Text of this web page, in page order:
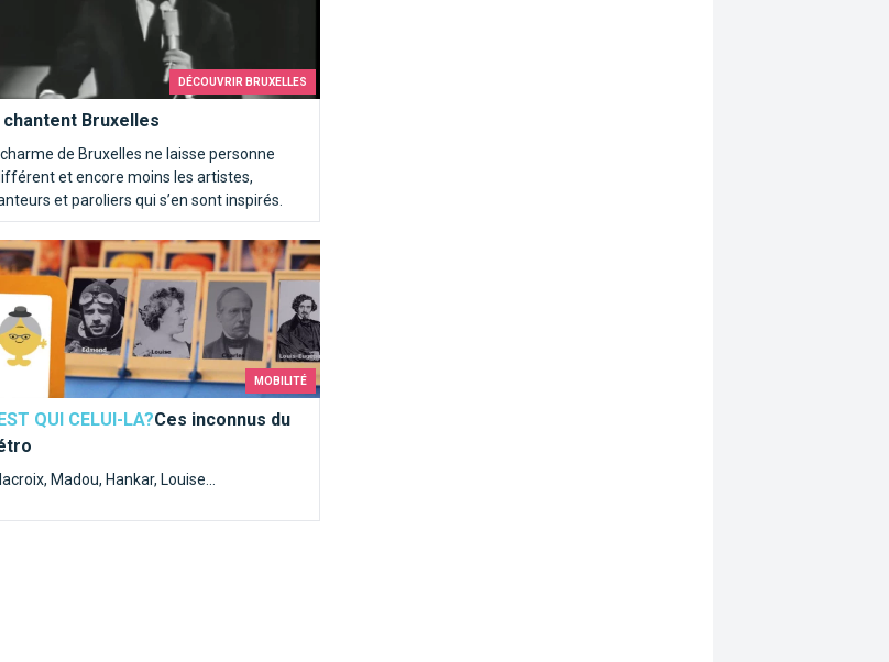
DÉCOUVRIR BRUXELLES
chantent Bruxelles
charme de Bruxelles ne laisse personne
et encore moins les artistes,
et paroliers qui s’en sont inspirés.
MOBILITÉ
QUI CELUI-LA?Ces inconnus du
Madou, Hankar, Louise...
inconnus du métro